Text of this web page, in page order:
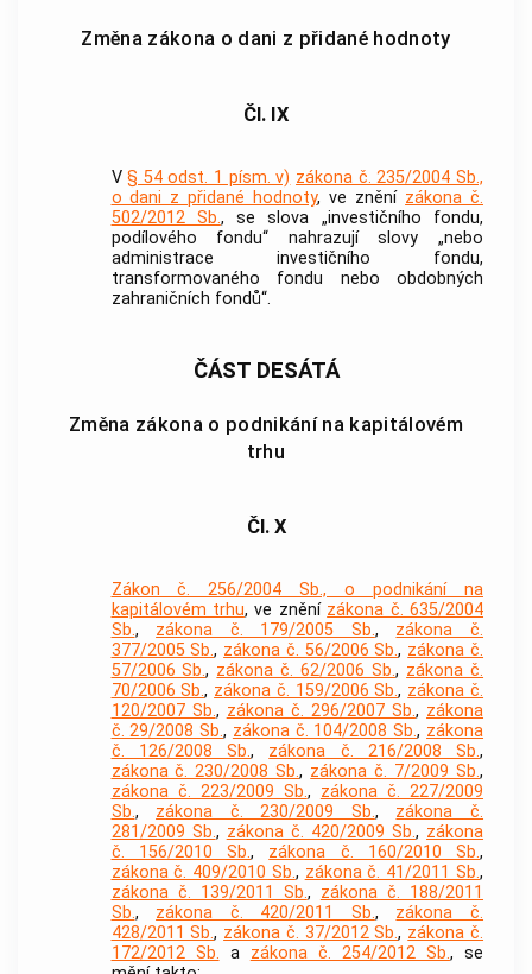
Změna zákona o dani z přidané hodnoty
Čl. IX
V§ 54 odst. 1 písm. v) zákona č. 235/2004 Sb.,
o dani z přidané hodnoty, ve znění zákona č.
502/2012 Sb., se slova „investičního fondu,
podílového fondu“ nahrazují slovy „nebo
administrace investičního fondu,
transformovaného fondu nebo obdobných
zahraničních fondů“.
ČÁST DESÁTÁ
Změna zákona o podnikání na kapitálovém
trhu
Čl. X
Zákon č. 256/2004 Sb., o podnikání na
kapitálovém trhu, ve znění zákona č. 635/2004
Sb., zákona č. 179/2005 Sb., zákona č.
377/2005 Sb., zákona č. 56/2006 Sb., zákona č.
57/2006 Sb., zákona č. 62/2006 Sb., zákona č.
70/2006 Sb., zákona č. 159/2006 Sb., zákona č.
120/2007 Sb., zákona č. 296/2007 Sb., zákona
č. 29/2008 Sb., zákona č. 104/2008 Sb., zákona
č. 126/2008 Sb., zákona č. 216/2008 Sb.,
zákona č. 230/2008 Sb., zákona č. 7/2009 Sb.,
zákona č. 223/2009 Sb., zákona č. 227/2009
Sb., zákona č. 230/2009 Sb., zákona č.
281/2009 Sb., zákona č. 420/2009 Sb., zákona
č. 156/2010 Sb., zákona č. 160/2010 Sb.,
zákona č. 409/2010 Sb., zákona č. 41/2011 Sb.,
zákona č. 139/2011 Sb., zákona č. 188/2011
Sb., zákona č. 420/2011 Sb., zákona č.
428/2011 Sb., zákona č. 37/2012 Sb., zákona č.
172/2012 Sb. a zákona č. 254/2012 Sb., se